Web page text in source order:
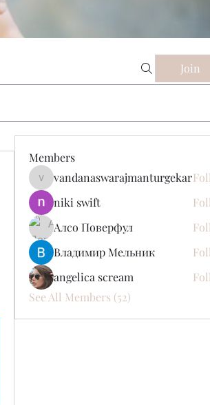
Join
Members
vandanaswarajmanturgekar
vandanaswarajmanturgekar
niki swift
Алсо Поверфул
Владимир Мельник
angelica scream
See All Members (52)